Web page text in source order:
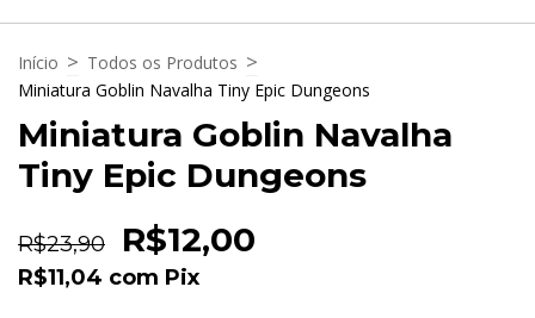
Início > Todos os Produtos >
Miniatura Goblin Navalha Tiny Epic Dungeons
Miniatura Goblin Navalha
Tiny Epic Dungeons
R$23,90 R$12,00
R$11,04 com Pix